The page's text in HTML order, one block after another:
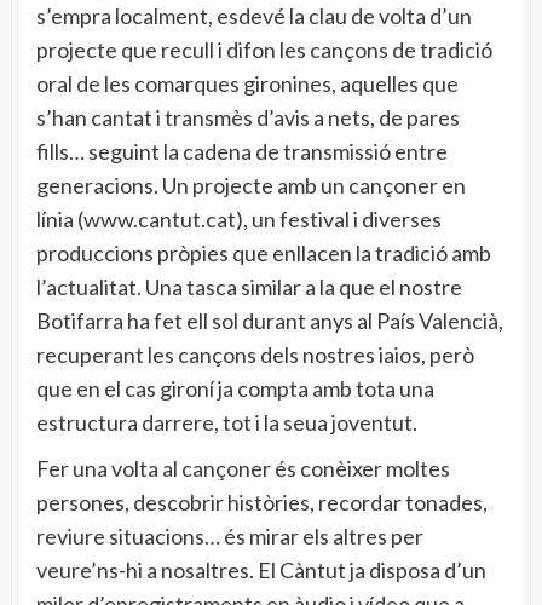
s’empra localment, esdevé la clau de volta d’un
projecte que recull i difon les cançons de tradició
oral de les comarques gironines, aquelles que
s’han cantat i transmès d’avis a nets, de pares
fills… seguint la cadena de transmissió entre
generacions. Un projecte amb un cançoner en
línia (www.cantut.cat), un festival i diverses
produccions pròpies que enllacen la tradició amb
l’actualitat. Una tasca similar a la que el nostre
Botifarra ha fet ell sol durant anys al País Valencià,
recuperant les cançons dels nostres iaios, però
que en el cas gironí ja compta amb tota una
estructura darrere, tot i la seua joventut.
Fer una volta al cançoner és conèixer moltes
persones, descobrir històries, recordar tonades,
reviure situacions… és mirar els altres per
veure’ns-hi a nosaltres. El Càntut ja disposa d’un